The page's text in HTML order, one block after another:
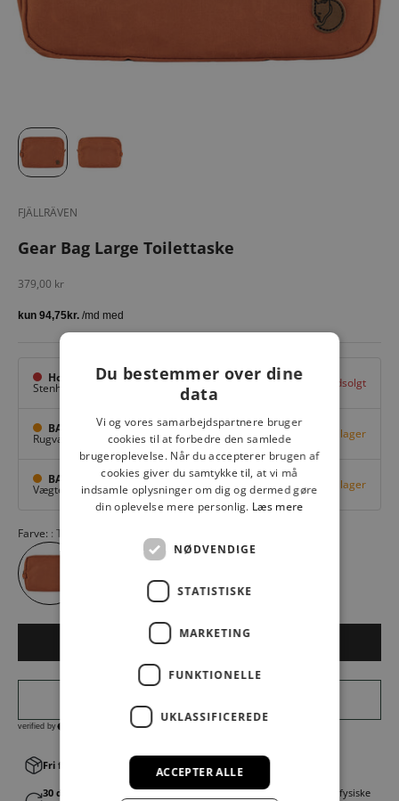
FJÄLLRÄVEN
Gear Bag Large Toilettaske
Salgspris
379,00 kr
Hovedlager
Stenhuggervej 10, Udsolgt
BAGGI Tarup Center
Rugvang 36, Odense NV Få på lager
BAGGI Nyborg
Vægtergade 1, Nyborg Få på lager
Farve: Terracotta Brown 243
LÆG I KURV
Fri fragt v. køb over 499,00 kr.│Levering 1-3 hverdage
30 dages fortrydelsesret│Byt eller returner gratis i en af vores fysiske
Du bestemmer over dine
data
Vi og vores samarbejdspartnere bruger
cookies til at forbedre den samlede
brugeroplevelse. Når du accepterer brugen af
cookies giver du samtykke til, at vi må
indsamle oplysninger om dig og dermed gøre
din oplevelse mere personlig. Læs mere
NØDVENDIGE
STATISTISKE
MARKETING
FUNKTIONELLE
UKLASSIFICEREDE
ACCEPTER ALLE